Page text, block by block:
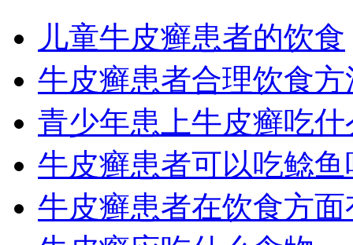
儿童牛皮癣患者的饮食
牛皮癣患者合理饮食
青少年患上牛皮癣吃什
牛皮癣患者可以吃鲶鱼
牛皮癣患者在饮食方